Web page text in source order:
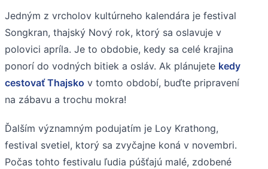
Jedným z vrcholov kultúrneho kalendára je festival
Songkran, thajský Nový rok, ktorý sa oslavuje v
polovici apríla. Je to obdobie, kedy sa celé krajina
ponorí do vodných bitiek a osláv. Ak plánujete kedy
cestovať Thajsko v tomto období, buďte pripravení
na zábavu a trochu mokra!
Ďalším významným podujatím je Loy Krathong,
festival svetiel, ktorý sa zvyčajne koná v novembri.
Počas tohto festivalu ľudia púšťajú malé, zdobené